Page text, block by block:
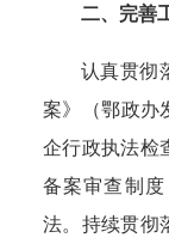
二、完善
认真贯彻
案》（鄂政办
企行政执法检
备案审查制
法。持续贯彻